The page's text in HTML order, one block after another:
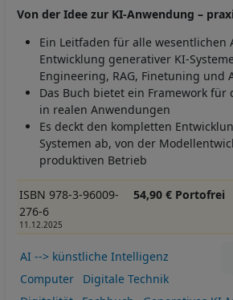
Von der Idee zur KI-Anwendung –
Ein Leitfaden für alle wesentlichen
Entwicklung generativer KI-
Engineering, RAG, Finetuning und
Das Buch bietet ein Framework für
in realen Anwendungen
Es deckt den kompletten
Systemen ab, von der
produktiven Betrieb
ISBN 978-3-96009-
276-6
11.12.2025
54,90 € Portofrei
AI --> künstliche Intelligenz
Computer
Digitale Technik